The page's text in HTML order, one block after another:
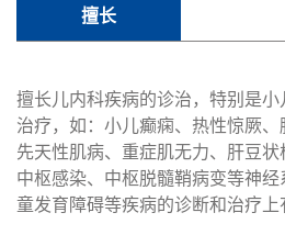
擅长
擅长儿内科疾病的诊治，特别是
治疗，如：小儿癫痫、热性惊厥、
先天性肌病、重症肌无力、肝豆
中枢感染、中枢脱髓鞘病变等神
童发育障碍等疾病的诊断和治疗上